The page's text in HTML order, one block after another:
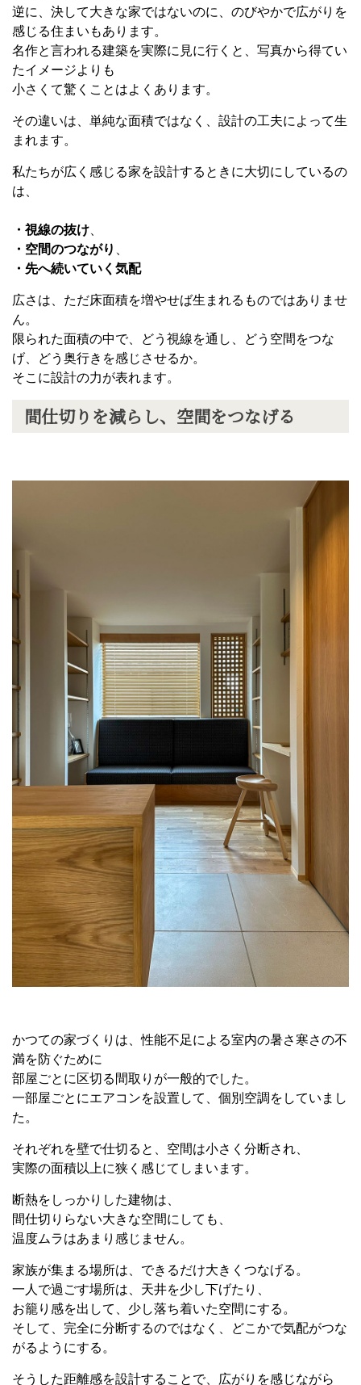
逆に、決して大きな家ではないのに、のびやかで広がりを
感じる住まいもあります。
名作と言われる建築を実際に見に行くと、写真から得てい
たイメージよりも
小さくて驚くことはよくあります。
その違いは、単純な面積ではなく、設計の工夫によって生
まれます。
私たちが広く感じる家を設計するときに大切にしているの
は、
・視線の抜け
・空間のつながり
・先へ続いていく気配
広さは、ただ床面積を増やせば生まれるものではありませ
ん。
限られた面積の中で、どう視線を通し、どう空間をつな
げ、どう奥行きを感じさせるか。
そこに設計の力が表れます。
間仕切りを減らし、空間をつなげる
かつての家づくりは、性能不足による室内の暑さ寒さの不
満を防ぐために
部屋ごとに区切る間取りが一般的でした。
一部屋ごとにエアコンを設置して、個別空調をしていまし
た。
それぞれを壁で仕切ると、空間は小さく分断され、
実際の面積以上に狭く感じてしまいます。
断熱をしっかりした建物は、
間仕切りらない大きな空間にしても、
温度ムラはあまり感じません。
家族が集まる場所は、できるだけ大きくつなげる。
一人で過ごす場所は、天井を少し下げたり、
お籠り感を出して、少し落ち着いた空間にする。
そして、完全に分断するのではなく、どこかで気配がつな
がるようにする。
そうした距離感を設計することで、広がりを感じながら